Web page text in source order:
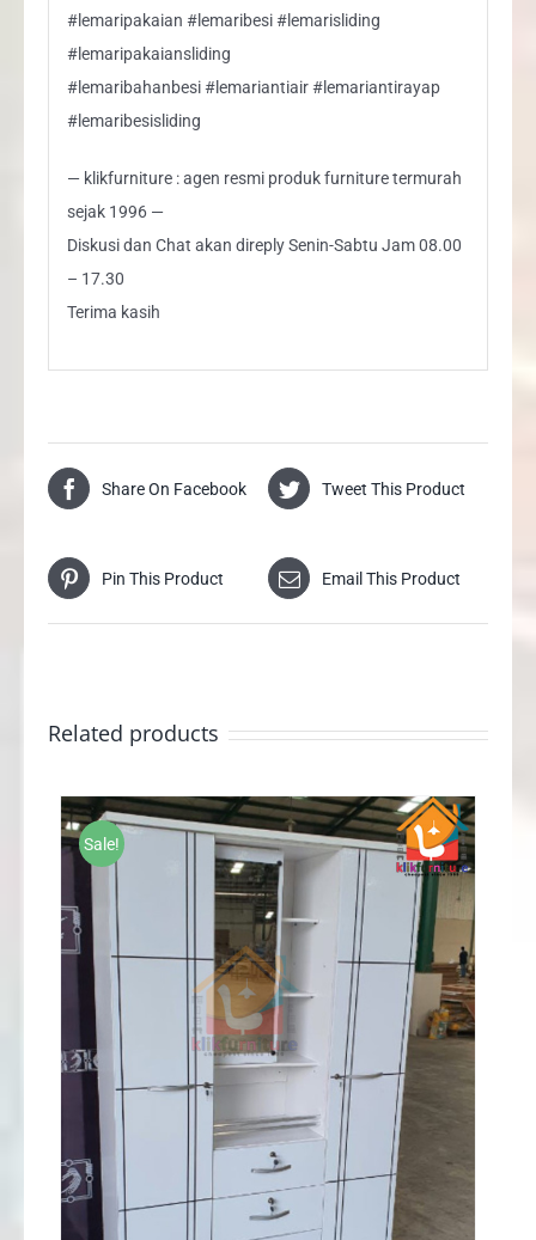
#lemaripakaian #lemaribesi #lemarisliding
#lemaripakaiansliding
#lemaribahanbesi #lemariantiair #lemariantirayap
#lemaribesisliding
— klikfurniture : agen resmi produk furniture termurah
sejak 1996 —
Diskusi dan Chat akan direply Senin-Sabtu Jam 08.00
– 17.30
Terima kasih
Share On Facebook Tweet This Product
Pin This Product Email This Product
Related products
Sale!